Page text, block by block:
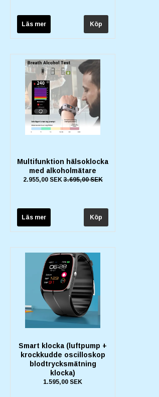
Läs mer
Multifunktion hälsoklocka
med alkoholmätare
2.955,00 SEK3.695,00 SEK
Läs mer
Smart klocka (luftpump +
krockkudde oscilloskop
blodtrycksmätning
klocka)
1.595,00 SEK